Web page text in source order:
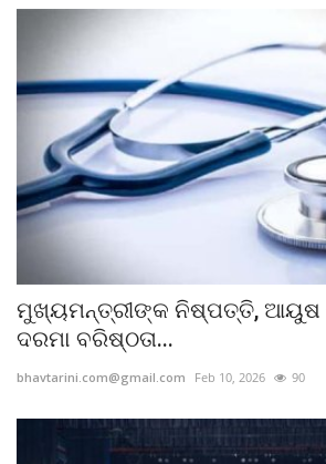
ମୁଖ୍ୟମନ୍ତ୍ରୀଙ୍କ ନିଷ୍ପତ୍ତି, ଆୟୁଷ
ଦରମା ବରିଷ୍ଠତା...
bhavtarini.com@gmail.com Feb 10, 2026 90